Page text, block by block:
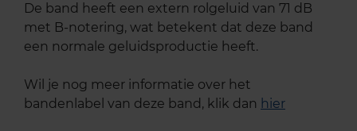
De band heeft een extern rolgeluid van 71 dB
met B-notering, wat betekent dat deze band
een normale geluidsproductie heeft.
Wil je nog meer informatie over het
bandenlabel van deze band, klik dan hier